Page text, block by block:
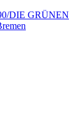
DIE GRÜNEN